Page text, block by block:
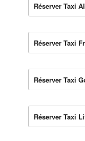
Réserver Taxi
Réserver Taxi
Réserver Taxi
Réserver Taxi